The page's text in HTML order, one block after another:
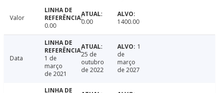
Valor
0.00
0.00 1400.00
Data
1 de
março
de 2021
25 de
outubro
de 2022
1
de
março
de 2027